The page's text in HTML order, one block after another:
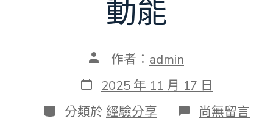
動能
文
作
者
作者： admin
發
表
日
期
2025 年 11 月 17 日
分
類
分類於 經驗分享 在
〈清
尚無留言